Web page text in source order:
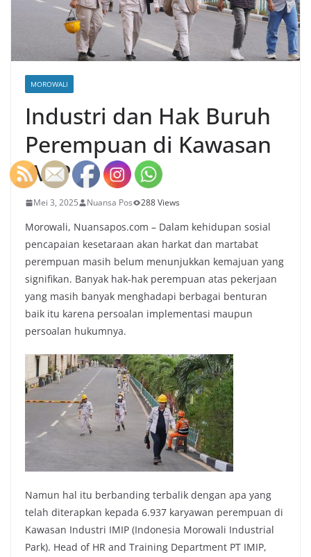
MOROWALI
Industri dan Hak Buruh
Perempuan di Kawasan
IMIP
Mei 3, 2025 Nuansa Pos 288 Views
Morowali, Nuansapos.com – Dalam kehidupan sosial
pencapaian kesetaraan akan harkat dan martabat
perempuan masih belum menunjukkan kemajuan yang
signifikan. Banyak hak-hak perempuan atas pekerjaan
yang masih banyak menghadapi berbagai benturan
baik itu karena persoalan implementasi maupun
persoalan hukumnya.
Namun hal itu berbanding terbalik dengan apa yang
telah diterapkan kepada 6.937 karyawan perempuan di
Kawasan Industri IMIP (Indonesia Morowali Industrial
Park). Head of HR and Training Department PT IMIP,